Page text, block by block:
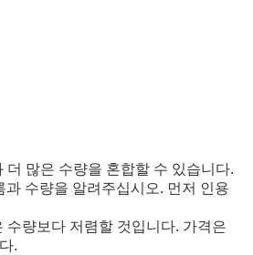
더 많은 수량을 혼합할 수 있습니다.
과 수량을 알려주십시오. 먼저 인용
수량보다 저렴할 것입니다. 가격은
.